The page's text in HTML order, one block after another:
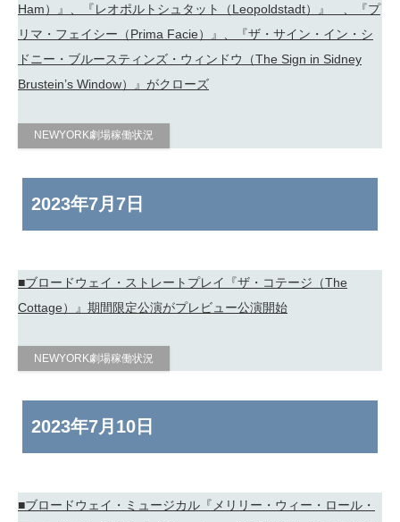
Ham）』、『レオポルトシュタット（Leopoldstadt）』 、『プ
リマ・フェイシー（Prima Facie）』、『ザ・サイン・イン・シ
ドニー・ブルースティンズ・ウィンドウ（The Sign in Sidney
Brustein’s Window）』がクローズ
NEWYORK劇場稼働状況
2023年7月7日
■ブロードウェイ・ストレートプレイ『ザ・コテージ（The
Cottage）』期間限定公演がプレビュー公演開始
NEWYORK劇場稼働状況
2023年7月10日
■ブロードウェイ・ミュージカル『メリリー・ウィー・ロール・